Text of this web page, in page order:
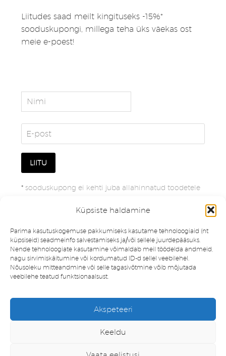
Küpsiste haldamine
Parima kasutuskogemuse pakkumiseks kasutame tehnoloogiaid (nt
küpsiseid) seadmeinfo salvestamiseks ja/või sellele juurdepääsuks.
Nende tehnoloogiate kasutamine võimaldab meil töödelda andmeid,
nagu sirvimiskäitumine või kordumatud ID-d sellel veebilehel.
Nõusoleku mitteandmine või selle tagasivõtmine võib mõjutada
veebilehe teatud funktsionaalsust.
Akspeteeri
Keeldu
Liitudes saad meilt kingituseks -15%*
sooduskupongi, millega teha üks väekas ost
meie e-poest!
* sooduskupong ei kehti juba allahinnatud toodetele
Müügitingimused Privaatsuspoliitika
Minu konto Soovinimekiri